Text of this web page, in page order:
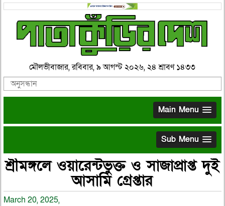
মৌলভীবাজার, রবিবার, ৯ আগস্ট ২০২৬, ২৪ শ্রাবণ ১৪৩৩
Main Menu
Sub Menu
শ্রীমঙ্গলে ওয়ারেন্টভুক্ত ও সাজাপ্রাপ্ত দুই
আসামি গ্রেপ্তার
March 20, 2025,